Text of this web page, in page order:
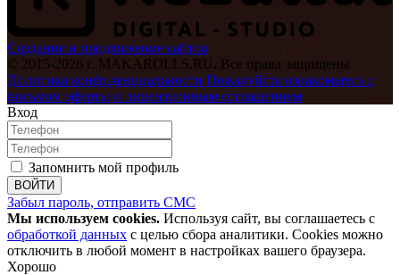
Создание и продвижение сайтов
© 2015-2026 г. MAKAROLLS.RU. Все права защищены
Политика конфиденциальности Пожалуйста ознакомьтесь с
письмом оферты и лицензионным соглашением
Вход
Запомнить мой профиль
ВОЙТИ
Забыл пароль, отправить СМС
Мы используем cookies. Используя сайт, вы соглашаетесь с
обработкой данных с целью сбора аналитики. Cookies можно
отключить в любой момент в настройках вашего браузера.
Хорошо